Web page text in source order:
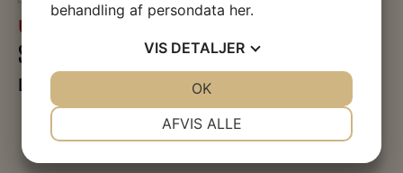
UDSTILLINGER
SLAGET PÅ FÆLLEDEN
Læs mere
behandling af persondata her.
VIS DETALJER
AFVIS ALLE
OK